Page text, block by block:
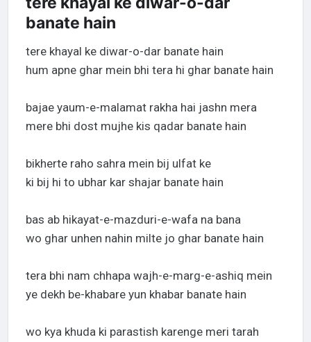
banate hain
tere khayal ke diwar-o-dar banate hain
hum apne ghar mein bhi tera hi ghar banate hain
bajae yaum-e-malamat rakha hai jashn mera
mere bhi dost mujhe kis qadar banate hain
bikherte raho sahra mein bij ulfat ke
ki bij hi to ubhar kar shajar banate hain
bas ab hikayat-e-mazduri-e-wafa na bana
wo ghar unhen nahin milte jo ghar banate hain
tera bhi nam chhapa wajh-e-marg-e-ashiq mein
ye dekh be-khabare yun khabar banate hain
wo kya khuda ki parastish karenge meri tarah